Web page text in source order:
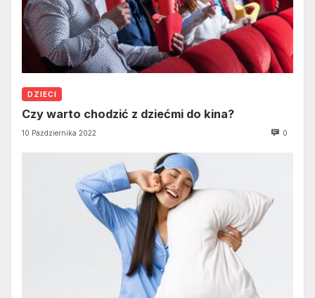
DZIECI
Czy warto chodzić z dziećmi do kina?
10 Października 2022 0